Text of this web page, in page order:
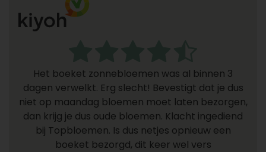
Het boeket zonnebloemen was al binnen 3
dagen verwelkt. Erg slecht! Bevestigt dat je dus
niet op maandag bloemen moet laten bezorgen,
dan krijg je dus oude bloemen. Klacht ingediend
bij Topbloemen. Is dus netjes opnieuw een
boeket bezorgd, dit keer wel vers